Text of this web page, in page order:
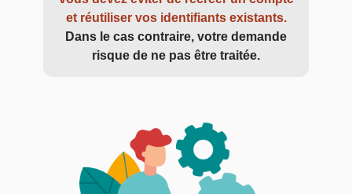
et réutiliser vos identifiants existants.
Dans le cas contraire, votre demande
risque de ne pas être traitée.